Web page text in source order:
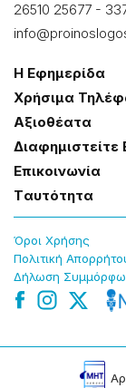
26510 25677 -
Η Εφημερίδα
Χρήσɩμα
Αξɩοθέατα
Δɩαφημɩστείτε
Επɩκοɩνωνία
Tαυτότητα
Όροɩ Χρήσης
Πολɩτɩκή
Δήλωση